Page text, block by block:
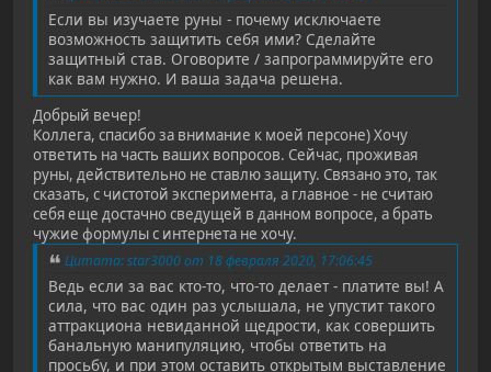
Если вы изучаете руны - почему исключаете
возможность защитить себя ими? Сделайте
защитный став. Оговорите / запрограммируйте его
как вам нужно. И ваша задача решена.
Добрый вечер!
Коллега, спасибо за внимание к моей персоне) Хочу
ответить на часть ваших вопросов. Сейчас, проживая
руны, действительно не ставлю защиту. Связано это, так
сказать, с чистотой эксперимента, а главное - не считаю
себя еще достачно сведущей в данном вопросе, а брать
чужие формулы с интернета не хочу.
Цитата: star3000 от 18 февраля 2020, 17:06:45
Ведь если за вас кто-то, что-то делает - платите вы! А
сила, что вас один раз услышала, не упустит такого
аттракциона невиданной щедрости, как совершить
банальную манипуляцию, чтобы ответить на
просьбу, и при этом оставить открытым выставление